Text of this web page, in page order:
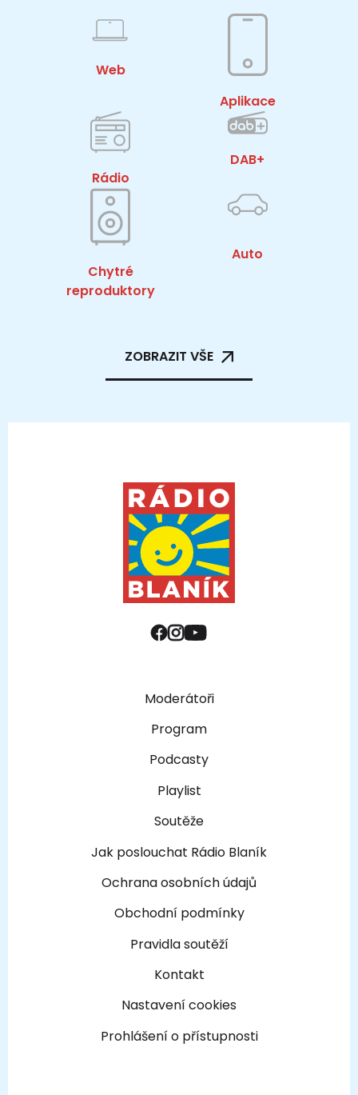
Web
Aplikace
Rádio
DAB+
Chytré
reproduktory
Auto
ZOBRAZIT VŠE
Moderátoři
Program
Podcasty
Playlist
Soutěže
Jak poslouchat Rádio Blaník
Ochrana osobních údajů
Obchodní podmínky
Pravidla soutěží
Kontakt
Nastavení cookies
Prohlášení o přístupnosti